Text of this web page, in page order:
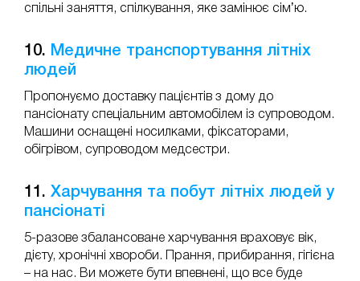
спільні заняття, спілкування, яке замінює сімʼю.
10. Медичне транспортування літніх
людей
Пропонуємо доставку пацієнтів з дому до
пансіонату спеціальним автомобілем із супроводом.
Машини оснащені носилками, фіксаторами,
обігрівом, супроводом медсестри.
11. Харчування та побут літніх людей у
пансіонаті
5-разове збалансоване харчування враховує вік,
дієту, хронічні хвороби. Прання, прибирання, гігієна
– на нас. Ви можете бути впевнені, що все буде